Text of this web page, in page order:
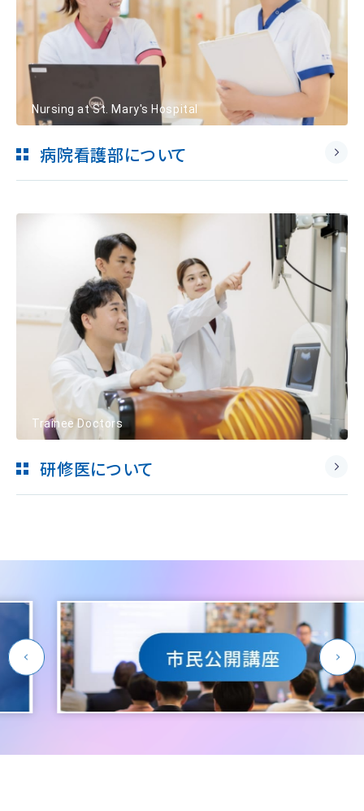
Nursing at St. Mary's Hospital
病院看護部について
Trainee Doctors
研修医について